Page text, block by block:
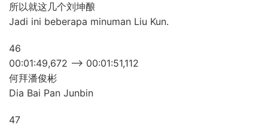
所以就这几个刘坤酿
Jadi ini beberapa minuman Liu Kun.
46
00:01:49,672 –> 00:01:51,112
何拜潘俊彬
Dia Bai Pan Junbin
47